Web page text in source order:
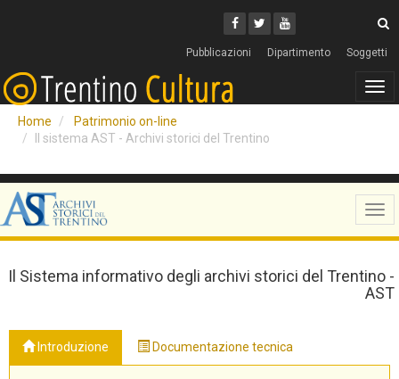
Facebook
Twitter
Youtube
Pubblicazioni Dipartimento Soggetti
Home
Patrimonio on-line
Il sistema AST - Archivi storici del Trentino
Il Sistema informativo degli archivi storici del Trentino -
AST
Introduzione Documentazione tecnica